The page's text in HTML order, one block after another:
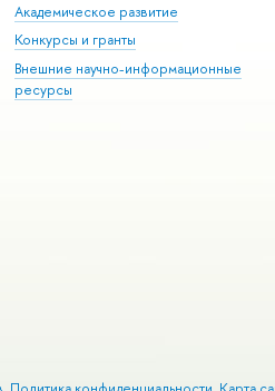
Академическое развитие
Конкурсы и гранты
Внешние научно-информационные
ресурсы